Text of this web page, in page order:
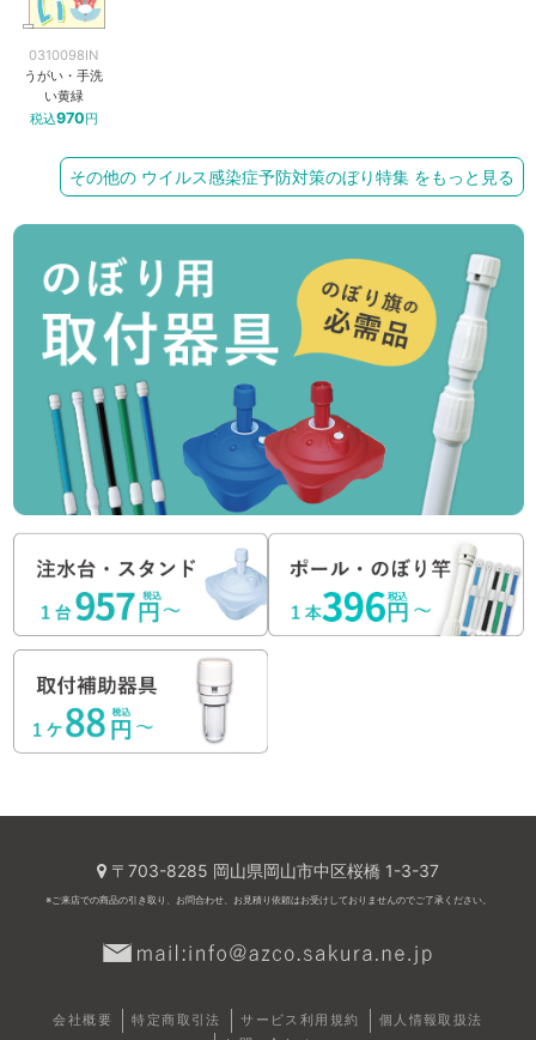
0310098IN
うがい・手洗
い黄緑
税込970円
その他の ウイルス感染症予防対策のぼり特集 をもっと見る
〒703-8285 岡山県岡山市中区桜橋 1-3-37
※ご来店での商品の引き取り、お問合わせ、お見積り依頼はお受けしておりませんのでご了承ください。
会社概要 特定商取引法 サービス利用規約
個人情報取扱法